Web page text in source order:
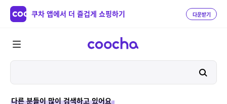
쿠차 앱에서 더 즐겁게 쇼핑하기 다운받기
다른 분들이 많이 검색하고 있어요